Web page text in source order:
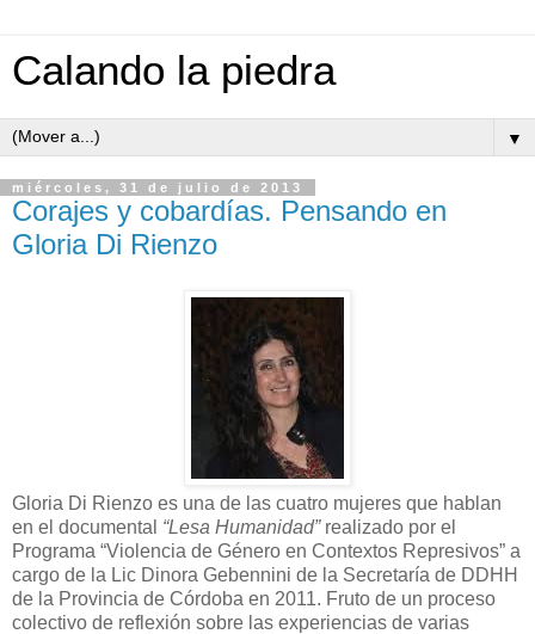
Calando la piedra
▼
miércoles, 31 de julio de 2013
Corajes y cobardías. Pensando en
Gloria Di Rienzo
Gloria Di Rienzo es una de las cuatro mujeres que hablan
en el documental “Lesa Humanidad” realizado por el
Programa “Violencia de Género en Contextos Represivos” a
cargo de la Lic Dinora Gebennini de la Secretaría de DDHH
de la Provincia de Córdoba en 2011. Fruto de un proceso
colectivo de reflexión sobre las experiencias de varias